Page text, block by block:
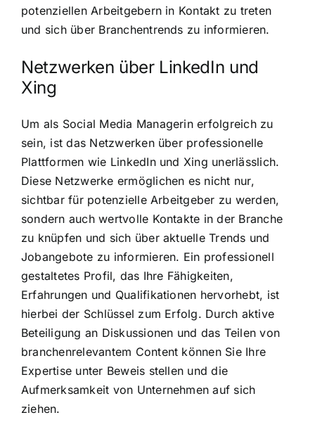
potenziellen Arbeitgebern in Kontakt zu treten
und sich über Branchentrends zu informieren.
Netzwerken über LinkedIn und
Xing
Um als Social Media Managerin erfolgreich zu
sein, ist das Netzwerken über professionelle
Plattformen wie LinkedIn und Xing unerlässlich.
Diese Netzwerke ermöglichen es nicht nur,
sichtbar für potenzielle Arbeitgeber zu werden,
sondern auch wertvolle Kontakte in der Branche
zu knüpfen und sich über aktuelle Trends und
Jobangebote zu informieren. Ein professionell
gestaltetes Profil, das Ihre Fähigkeiten,
Erfahrungen und Qualifikationen hervorhebt, ist
hierbei der Schlüssel zum Erfolg. Durch aktive
Beteiligung an Diskussionen und das Teilen von
branchenrelevantem Content können Sie Ihre
Expertise unter Beweis stellen und die
Aufmerksamkeit von Unternehmen auf sich
ziehen.